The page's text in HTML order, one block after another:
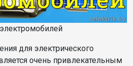
для электрического
очень привлекательным